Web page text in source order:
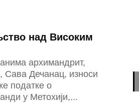
над Високим
архимандрит,
Сава Дечанац, износи
податке о
у Метохији,...